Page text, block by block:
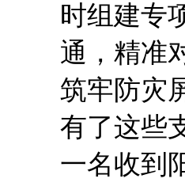
时组建专
通，精准
筑牢防灾
有了这些
一名收到